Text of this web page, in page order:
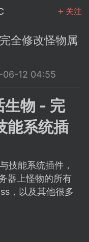
关注
SodaMC
社区
全修改怪物属
06-12 04:55
物 - 完
能系统插
技能系统插件，
器上怪物的所有
，以及其他很多